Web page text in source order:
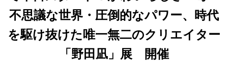
不思議な世界・圧倒的なパワー、時代
を駆け抜けた唯一無二のクリエイター
「野田凪」展 開催